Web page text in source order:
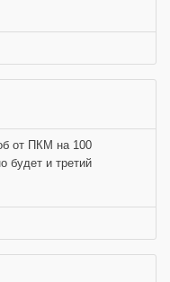
от ПКМ на 100
будет и третий